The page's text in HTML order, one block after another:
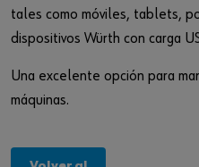
tales como móviles, tablets,
dispositivos Würth con carga
Una excelente opción para
máquinas.